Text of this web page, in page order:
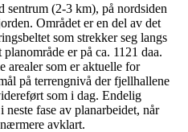
(2-3 km), på nordsiden
Området er en del av det
som strekker seg langs
er på ca. 1121 daa.
arealer som er aktuelle for
på terrengnivå der fjellhallene
som i dag. Endelig
fase av planarbeidet, når
avklart.